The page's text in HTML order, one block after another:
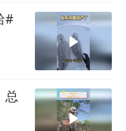
#
总